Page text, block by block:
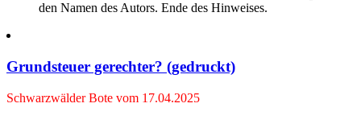
den Namen des Autors. Ende des Hinweises.
Grundsteuer gerechter? (gedruckt)
Schwarzwälder Bote vom 17.04.2025